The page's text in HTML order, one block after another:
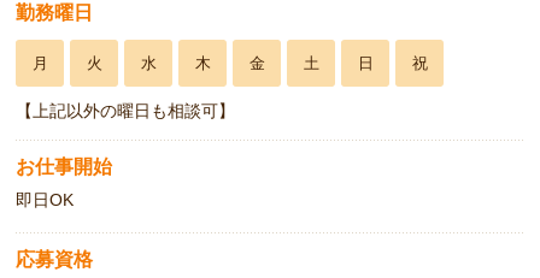
勤務曜日
月 火 水 木 金 土 日 祝
【上記以外の曜日も相談可】
お仕事開始
即日OK
応募資格